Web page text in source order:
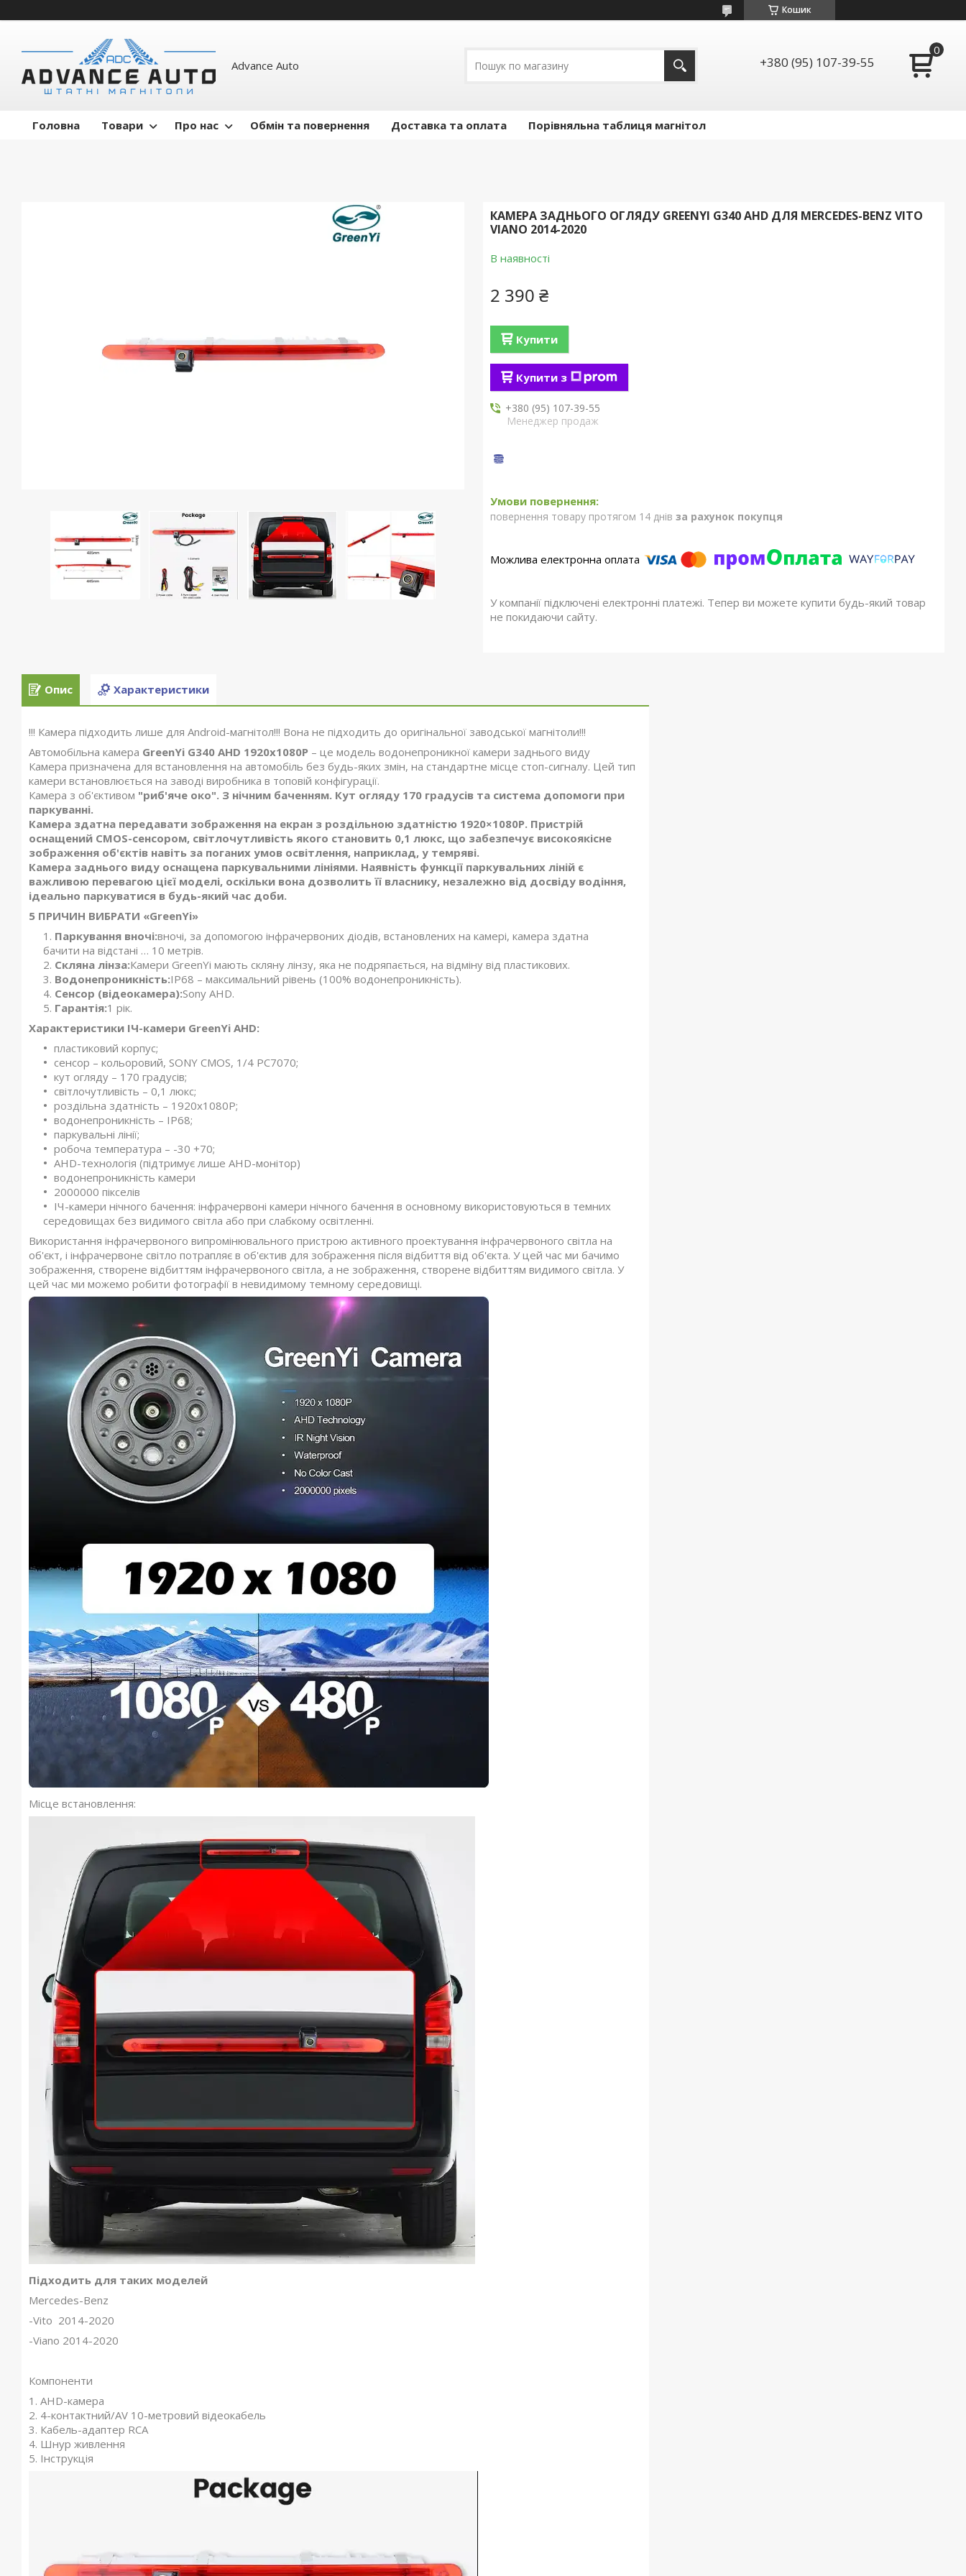
Кошик
Advance Auto +380 (95) 107-39-55
Головна Товари Про нас Обмін та повернення Доставка та оплата Порівняльна таблиця магнітол
КАМЕРА ЗАДНЬОГО ОГЛЯДУ GREENYI G340 AHD ДЛЯ MERCEDES-BENZ VITO
VIANO 2014-2020
В наявності
2 390 ₴
Купити
Купити з
+380 (95) 107-39-55
Менеджер продаж
повернення товару протягом 14 днів за рахунок покупця
У компанії підключені електронні платежі. Тепер ви можете купити будь-який товар
не покидаючи сайту.
Опис Характеристики
!!! Камера підходить лише для Android-магнітол!!! Вона не підходить до оригінальної заводської магнітоли!!!
Автомобільна камера GreenYi G340 AHD 1920x1080P – це модель водонепроникної камери заднього виду
Камера призначена для встановлення на автомобіль без будь-яких змін, на стандартне місце стоп-сигналу. Цей тип
камери встановлюється на заводі виробника в топовій конфігурації.
Камера з об'єктивом "риб'яче око". З нічним баченням. Кут огляду 170 градусів та система допомоги при
паркуванні.
Камера здатна передавати зображення на екран з роздільною здатністю 1920×1080P. Пристрій
оснащений CMOS-сенсором, світлочутливість якого становить 0,1 люкс, що забезпечує високоякісне
зображення об'єктів навіть за поганих умов освітлення, наприклад, у темряві.
Камера заднього виду оснащена паркувальними лініями. Наявність функції паркувальних ліній є
важливою перевагою цієї моделі, оскільки вона дозволить її власнику, незалежно від досвіду водіння,
ідеально паркуватися в будь-який час доби.
5 ПРИЧИН ВИБРАТИ «GreenYi»
Паркування вночі:вночі, за допомогою інфрачервоних діодів, встановлених на камері, камера здатна
бачити на відстані … 10 метрів.
Скляна лінза:Камери GreenYi мають скляну лінзу, яка не подряпається, на відміну від пластикових.
Водонепроникність:IP68 – максимальний рівень (100% водонепроникність).
Сенсор (відеокамера):Sony AHD.
Гарантія:1 рік.
Характеристики ІЧ-камери GreenYi AHD:
пластиковий корпус;
сенсор – кольоровий, SONY CMOS, 1/4 PC7070;
кут огляду – 170 градусів;
світлочутливість – 0,1 люкс;
роздільна здатність – 1920x1080P;
водонепроникність – IP68;
паркувальні лінії;
робоча температура – -30 +70;
AHD-технологія (підтримує лише AHD-монітор)
водонепроникність камери
2000000 пікселів
ІЧ-камери нічного бачення: інфрачервоні камери нічного бачення в основному використовуються в темних
середовищах без видимого світла або при слабкому освітленні.
Використання інфрачервоного випромінювального пристрою активного проектування інфрачервоного світла на
об'єкт, і інфрачервоне світло потрапляє в об'єктив для зображення після відбиття від об'єкта. У цей час ми бачимо
зображення, створене відбиттям інфрачервоного світла, а не зображення, створене відбиттям видимого світла. У
цей час ми можемо робити фотографії в невидимому темному середовищі.
Місце встановлення:
Підходить для таких моделей
Mercedes-Benz
-Vito 2014-2020
-Viano 2014-2020
Компоненти
1. AHD-камера
2. 4-контактний/AV 10-метровий відеокабель
3. Кабель-адаптер RCA
4. Шнур живлення
5. Інструкція